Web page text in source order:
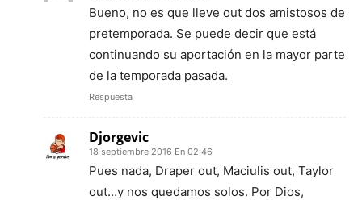
Bueno, no es que lleve out dos amistosos de
pretemporada. Se puede decir que está
continuando su aportación en la mayor parte
de la temporada pasada.
Respuesta
Djorgevic
18 septiembre 2016 En 02:46
Pues nada, Draper out, Maciulis out, Taylor
out…y nos quedamos solos. Por Dios,